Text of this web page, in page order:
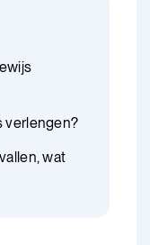
verlengen?
wat